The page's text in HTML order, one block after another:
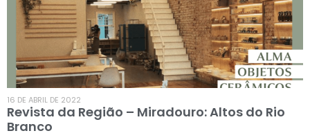
16 DE ABRIL DE 2022
Revista da Região – Miradouro: Altos do Rio
Branco